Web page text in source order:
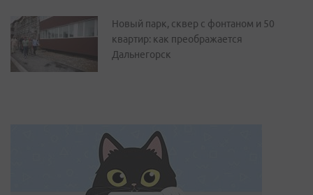
Новый парк, сквер с фонтаном и 50
квартир: как преображается
Дальнегорск